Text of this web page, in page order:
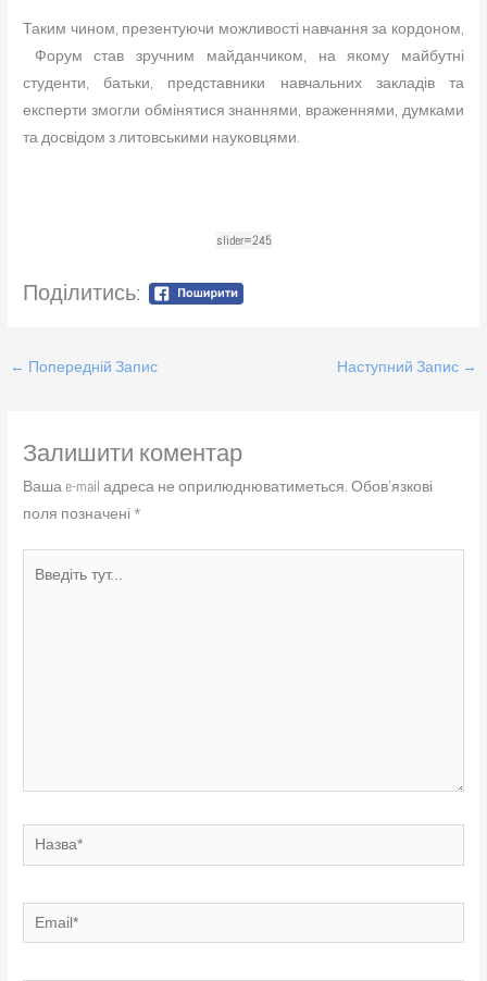
Таким чином, презентуючи можливості навчання за кордоном,
Форум став зручним майданчиком, на якому майбутні
студенти, батьки, представники навчальних закладів та
експерти змогли обмінятися знаннями, враженнями, думками
та досвідом з литовськими науковцями.
slider=245
Поділитись:
← Попередній Запис Наступний Запис →
Залишити коментар
Ваша e-mail адреса не оприлюднюватиметься. Обов’язкові
поля позначені *
Назва*
Email*